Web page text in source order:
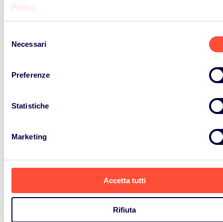
Policy.
delNecessari
Preferenze
Statistiche
Marketing
Accetta tutti
Rifiuta
OLTRE 5 MILIONI DI
ELETTRONICI RACCOLTI IN
EUROPA